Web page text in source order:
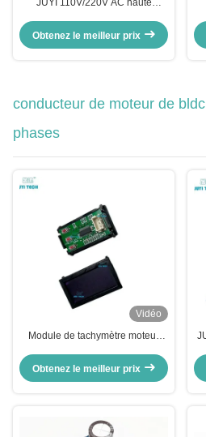
JUYI 110V/220V AC haute
moteur régulateur de vitesse pour
moteur sans balai à 3 phases
Obtenez le meilleur prix
conducteur de moteur de
phases
Vidéo
Module de tachymètre moteur
d'impulsions
Obtenez le meilleur prix